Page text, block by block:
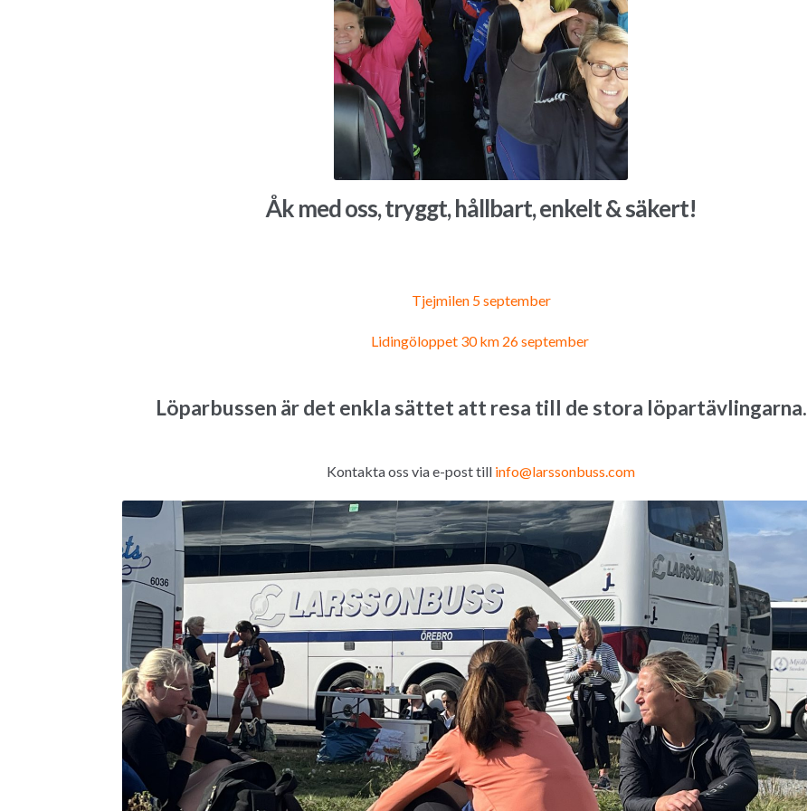
Åk med oss, tryggt, hållbart, enkelt & säkert!
Tjejmilen 5 september
Lidingöloppet 30 km 26 september
Löparbussen är det enkla sättet att resa till de stora löpartävlingarna.
Kontakta oss via e-post till info@larssonbuss.com